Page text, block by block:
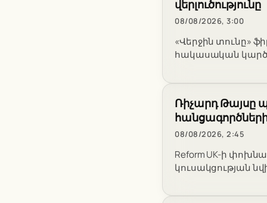
վերլուծությունը
08/08/2026, 3:00
«Վերջին տունը»
հակասական
Ռիչարդ Թայսը
08/08/2026, 2:45
Reform UK-ի
կուսակցության